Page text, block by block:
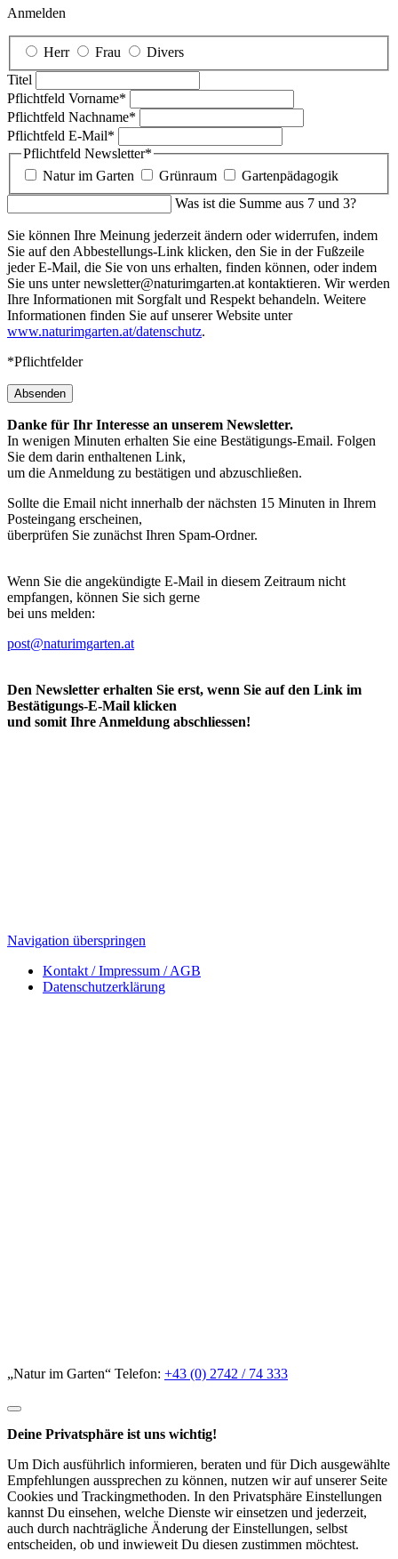
Anmelden
Herr Frau
Divers
Titel
Pflichtfeld Vorname*
Pflichtfeld Nachname*
Pflichtfeld E-Mail*
Pflichtfeld Newsletter*
Natur im Garten
Grünraum
Gartenpädagogik
Was ist die Summe aus 7 und 3?
Sie können Ihre Meinung jederzeit ändern oder widerrufen, indem
Sie auf den Abbestellungs-Link klicken, den Sie in der Fußzeile
jeder E-Mail, die Sie von uns erhalten, finden können, oder indem
Sie uns unter newsletter@naturimgarten.at kontaktieren. Wir werden
Ihre Informationen mit Sorgfalt und Respekt behandeln. Weitere
Informationen finden Sie auf unserer Website unter
www.naturimgarten.at/datenschutz.
*Pflichtfelder
Absenden
Danke für Ihr Interesse an unserem Newsletter.
In wenigen Minuten erhalten Sie eine Bestätigungs-Email. Folgen
Sie dem darin enthaltenen Link,
um die Anmeldung zu bestätigen und abzuschließen.
Sollte die Email nicht innerhalb der nächsten 15 Minuten in Ihrem
Posteingang erscheinen,
überprüfen Sie zunächst Ihren Spam-Ordner.
Wenn Sie die angekündigte E-Mail in diesem Zeitraum nicht
empfangen, können Sie sich gerne
bei uns melden:
post@naturimgarten.at
Den Newsletter erhalten Sie erst, wenn Sie auf den Link im
Bestätigungs-E-Mail klicken
und somit Ihre Anmeldung abschliessen!
Navigation überspringen
Kontakt / Impressum / AGB
Datenschutzerklärung
„Natur im Garten“ Telefon: +43 (0) 2742 / 74 333
Deine Privatsphäre ist uns wichtig!
Um Dich ausführlich informieren, beraten und für Dich ausgewählte
Empfehlungen aussprechen zu können, nutzen wir auf unserer Seite
Cookies und Trackingmethoden. In den Privatsphäre Einstellungen
kannst Du einsehen, welche Dienste wir einsetzen und jederzeit,
auch durch nachträgliche Änderung der Einstellungen, selbst
entscheiden, ob und inwieweit Du diesen zustimmen möchtest.